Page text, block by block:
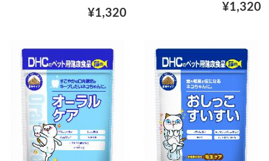
¥1,320 ¥1,320